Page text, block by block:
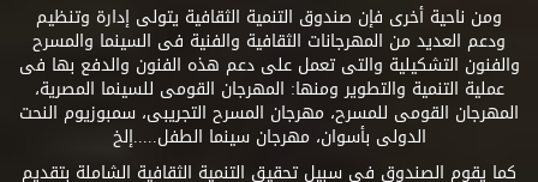
ومن ناحية أخرى فإن صندوق التنمية الثقافية يتولى إدارة وتنظيم
ودعم العديد من المهرجانات الثقافية والفنية فى السينما والمسرح
والفنون التشكيلية والتى تعمل على دعم هذه الفنون والدفع بها فى
عملية التنمية والتطوير ومنها: المهرجان القومى للسينما المصرية،
المهرجان القومى للمسرح، مهرجان المسرح التجريبى، سمبوزيوم النحت
الدولى بأسوان، مهرجان سينما الطفل.....إلخ
كما يقوم الصندوق فى سبيل تحقيق التنمية الثقافية الشاملة بتقديم